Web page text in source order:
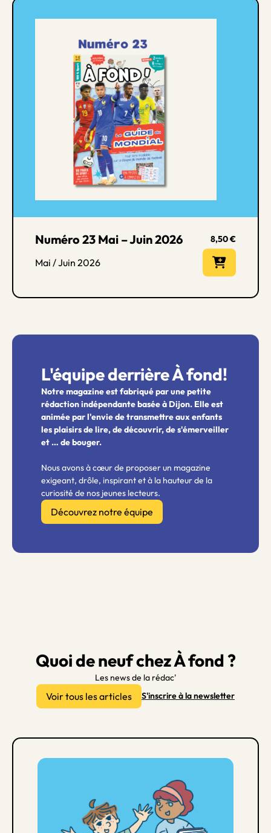
Numéro 23 Mai – Juin 2026 8,50€
Mai / Juin 2026
L'équipe derrière À fond!
Notre magazine est fabriqué par une petite
rédaction indépendante basée à Dijon. Elle est
animée par l'envie de transmettre aux enfants
les plaisirs de lire, de découvrir, de s'émerveiller
et … de bouger.
Nous avons à cœur de proposer un magazine
exigeant, drôle, inspirant et à la hauteur de la
curiosité de nos jeunes lecteurs.
Découvrez notre équipe
Quoi de neuf chez À fond ?
Les news de la rédac'
Voir tous les articles S'inscrire à la newsletter